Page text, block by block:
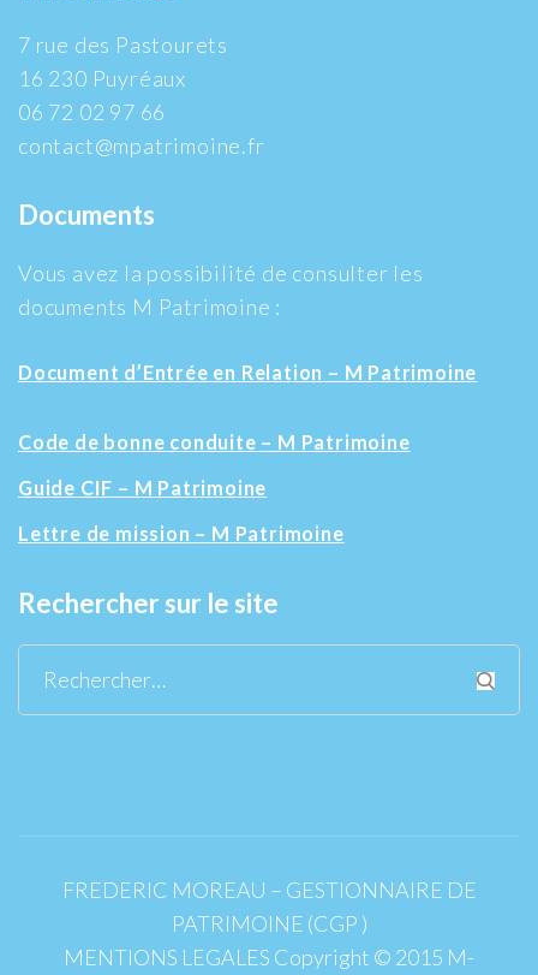
7 rue des Pastourets
16 230 Puyréaux
06 72 02 97 66
contact@mpatrimoine.fr
Documents
Vous avez la possibilité de consulter les
documents M Patrimoine :
Document d’Entrée en Relation – M Patrimoine
Code de bonne conduite – M Patrimoine
Guide CIF – M Patrimoine
Lettre de mission – M Patrimoine
Rechercher sur le site
Rechercher :
FREDERIC MOREAU – GESTIONNAIRE DE
PATRIMOINE (CGP )
MENTIONS LEGALES Copyright © 2015 M-